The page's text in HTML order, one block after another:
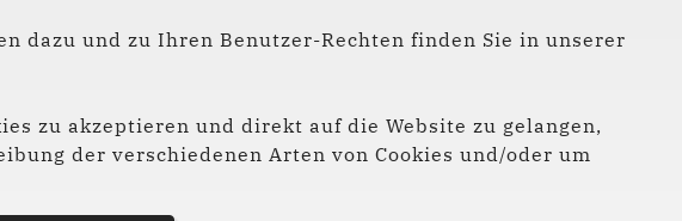
dazu und zu Ihren Benutzer-Rechten finden Sie in unserer
zu akzeptieren und direkt auf die Website zu gelangen,
der verschiedenen Arten von Cookies und/oder um